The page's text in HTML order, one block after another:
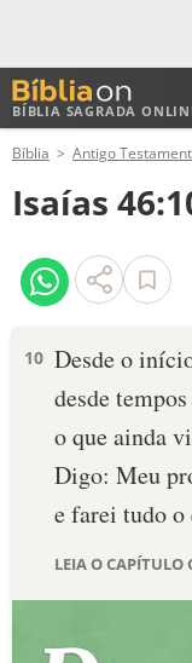
BÍBLIA SAGRADA
ANTIGO
NOVO
VERSÍCULOS
PALAVRA DO DIA
SALMO DO DIA
DEVOCIONAL
ESTUDOS BÍBLICOS
Bíblia Antigo
Isaías
10 Desde o
desde
o que ainda
Digo: Meu
e farei tudo o
LEIA O CAPÍTULO